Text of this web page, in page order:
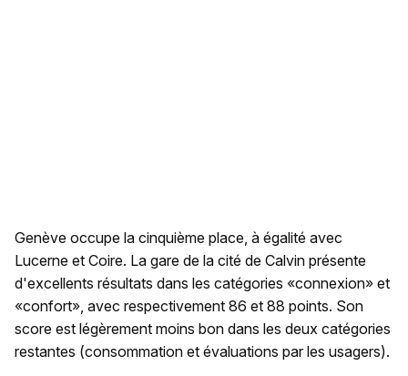
Genève occupe la cinquième place, à égalité avec
Lucerne et Coire. La gare de la cité de Calvin présente
d'excellents résultats dans les catégories «connexion» et
«confort», avec respectivement 86 et 88 points. Son
score est légèrement moins bon dans les deux catégories
restantes (consommation et évaluations par les usagers).